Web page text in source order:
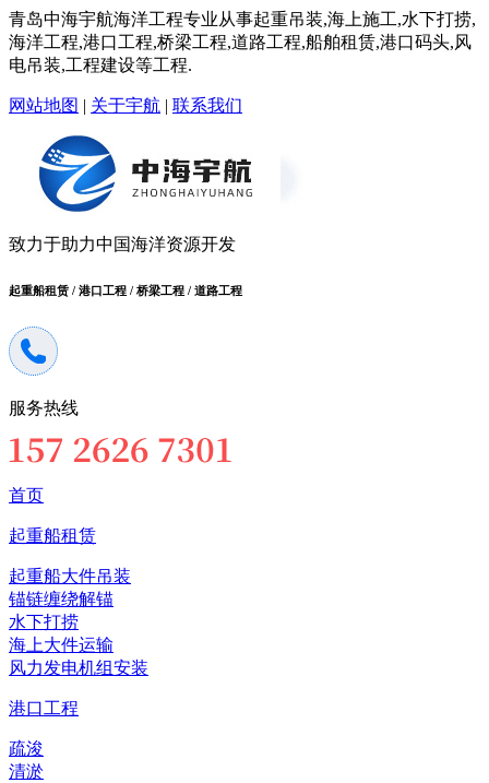
青岛中海宇航海洋工程专业从事起重吊装,海上施工,水下打捞,
海洋工程,港口工程,桥梁工程,道路工程,船舶租赁,港口码头,风
电吊装,工程建设等工程.
网站地图 | 关于宇航 | 联系我们
致力于助力中国海洋资源开发
起重船租赁 / 港口工程 / 桥梁工程 / 道路工程
服务热线
首页
起重船租赁
起重船大件吊装
锚链缠绕解锚
水下打捞
海上大件运输
风力发电机组安装
港口工程
疏浚
清淤